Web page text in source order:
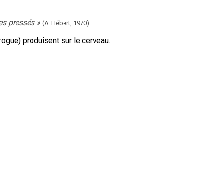
pressés » (A. Hébert, 1970).
produisent sur le cerveau.